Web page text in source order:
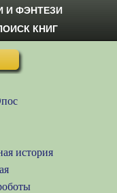
И ФЭНТЕЗИ
КНИГ
история